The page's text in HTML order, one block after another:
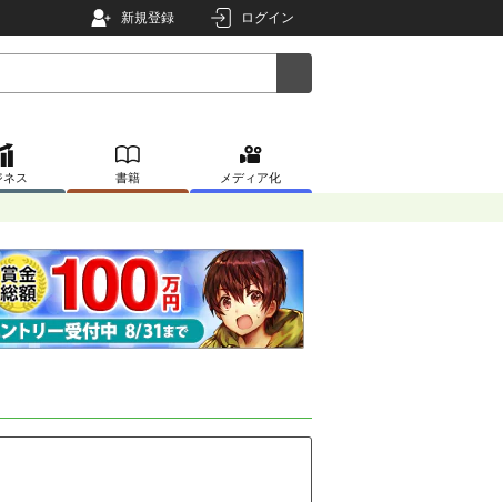
新規登録 ログイン
ネス 書籍 メディア化